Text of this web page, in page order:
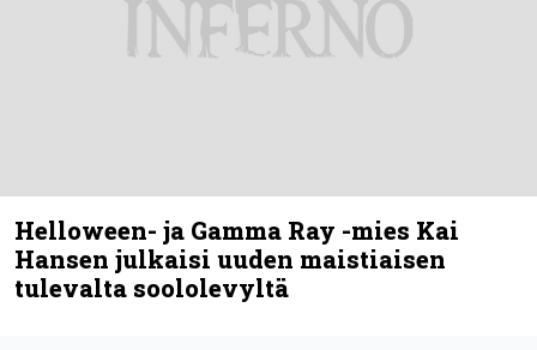
Helloween- ja Gamma Ray -mies Kai
Hansen julkaisi uuden maistiaisen
tulevalta soololevyltä